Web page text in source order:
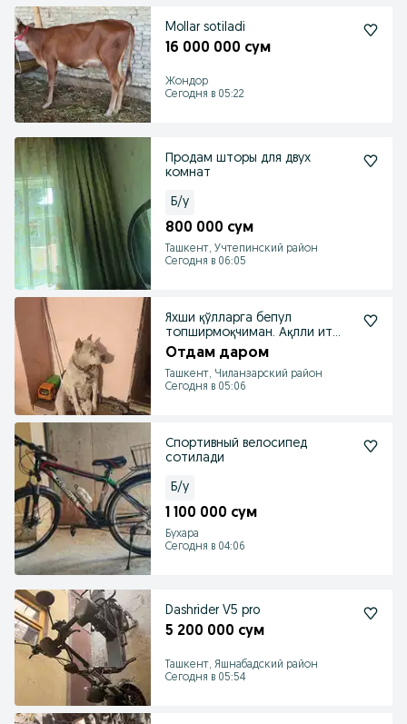
Mollar sotiladi
16 000 000 сум
Жондор
Сегодня в 05:22
Продам шторы для двух
комнат
Б/у
800 000 сум
Ташкент, Учтепинский район
Сегодня в 06:05
Яхши қўлларга бепул
топширмоқчиман. Ақлли ит
инсонларга зарарсиз ..
Отдам даром
Ташкент, Чиланзарский район
Сегодня в 05:06
Спортивный велосипед
сотилади
Б/у
1 100 000 сум
Бухара
Сегодня в 04:06
Dashrider V5 pro
5 200 000 сум
Ташкент, Яшнабадский район
Сегодня в 05:54